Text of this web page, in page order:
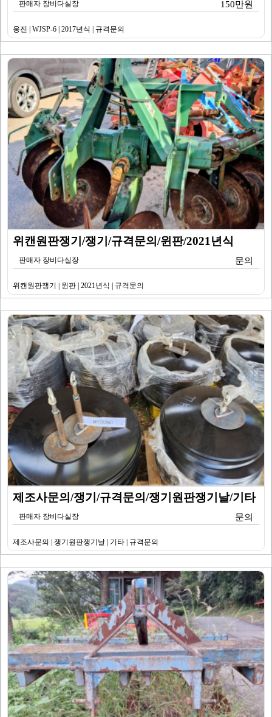
판매자 장비다실장 150만원
웅진 | WJSP-6 | 2017년식 | 규격문의
위캔원판쟁기/쟁기/규격문의/윈판/2021년식
판매자 장비다실장 문의
위캔원판쟁기 | 윈판 | 2021년식 | 규격문의
제조사문의/쟁기/규격문의/쟁기원판쟁기날/기타
판매자 장비다실장 문의
제조사문의 | 쟁기원판쟁기날 | 기타 | 규격문의